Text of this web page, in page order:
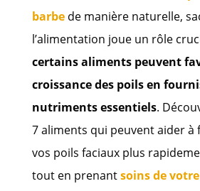
barbede manière naturelle,
l’alimentation joue un rôle
certains aliments peuvent
croissance des poils en
nutriments essentiels.
7 aliments qui peuvent aider à
vos poils faciaux plus
tout en prenantsoins de